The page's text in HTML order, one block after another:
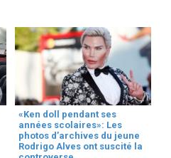
«Ken doll pendant ses
années scolaires»: Les
photos d’archives du jeune
Rodrigo Alves ont suscité la